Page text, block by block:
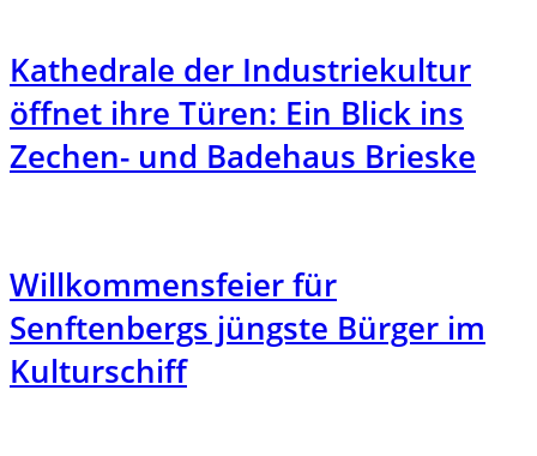
Kathedrale der Industriekultur
öffnet ihre Türen: Ein Blick ins
Zechen- und Badehaus Brieske
Willkommensfeier für
Senftenbergs jüngste Bürger im
Kulturschiff